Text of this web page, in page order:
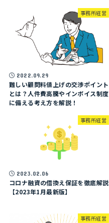
事務所経営
2022.09.29
難しい顧問料値上げの交渉ポイント
とは？人件費高騰やインボイス制度
に備える考え方を解説！
事務所経営
2023.02.06
コロナ融資の借換え保証を徹底解説
【2023年1月最新版】
事務所経営